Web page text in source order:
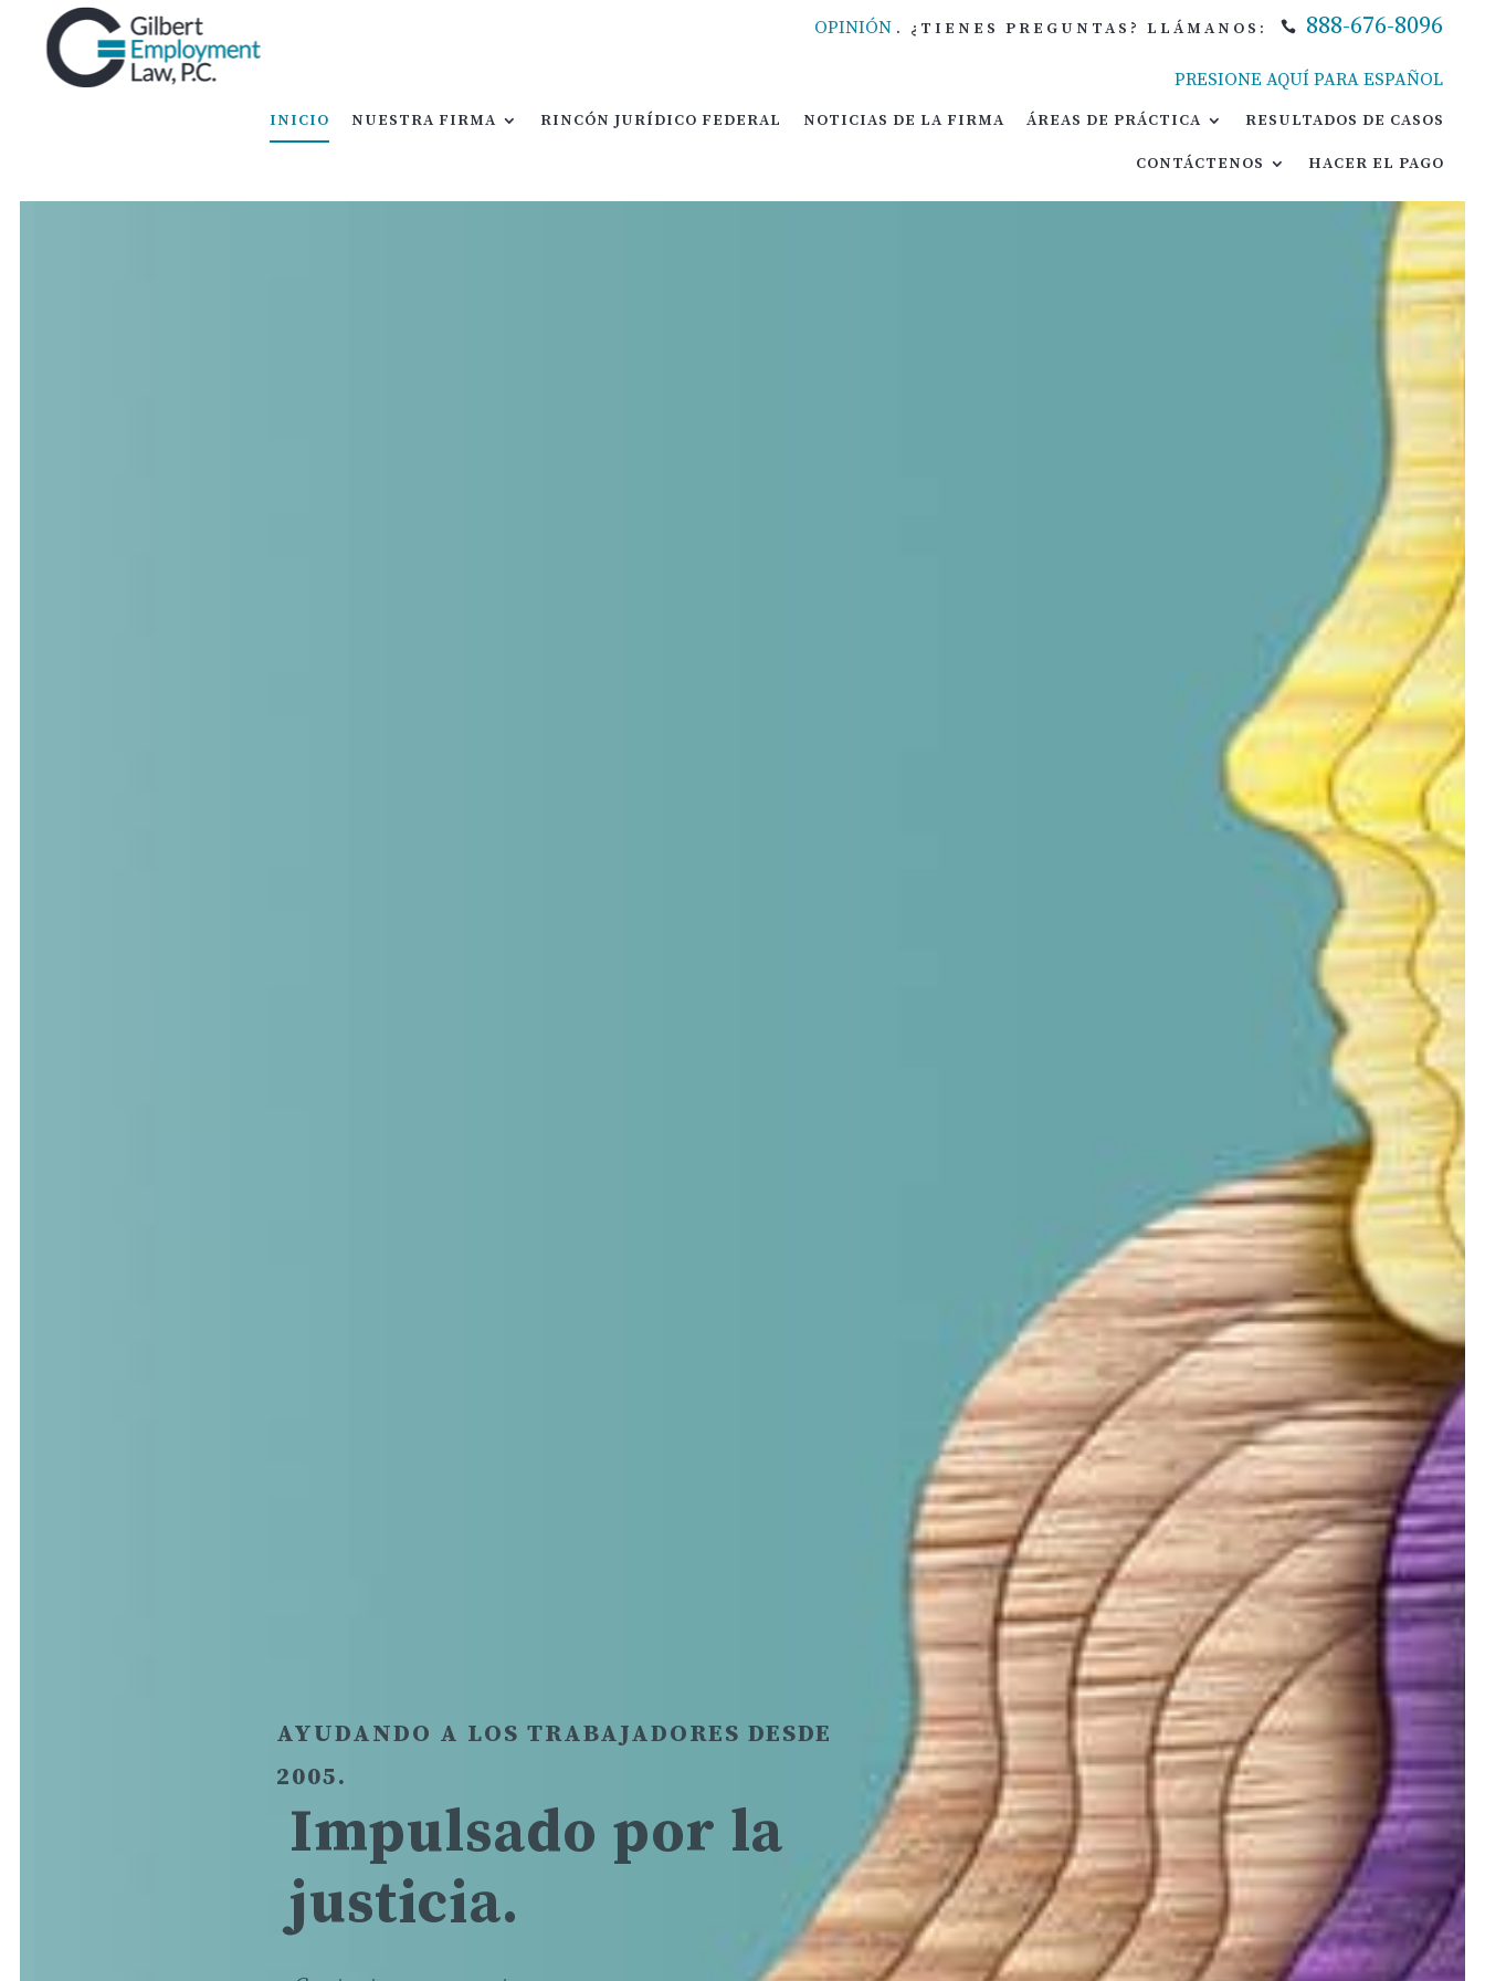
OPINIÓN . ¿TIENES PREGUNTAS? LLÁMANOS:  888-676-8096
PRESIONE AQUÍ PARA ESPAÑOL
INICIO NUESTRA FIRMA RINCÓN JURÍDICO FEDERAL NOTICIAS DE LA FIRMA ÁREAS DE PRÁCTICA RESULTADOS DE CASOS
CONTÁCTENOS HACER EL PAGO
 888-676-8096
INICIO NUESTRA FIRMA RESULTADOS DE CASOS CONTÁCTENOS
HACER EL PAGO
aqui
AYUDANDO A LOS TRABAJADORES DESDE
2005.
Impulsado por la
justicia.